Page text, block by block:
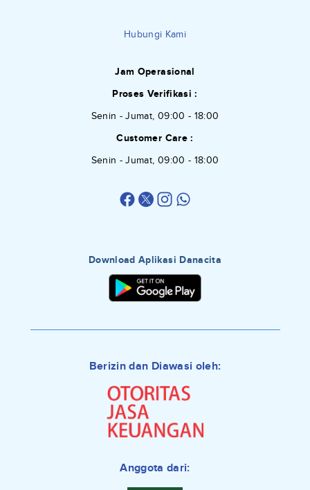
Hubungi Kami
Jam Operasional
Proses Verifikasi :
Senin - Jumat, 09:00 - 18:00
Customer Care :
Senin - Jumat, 09:00 - 18:00
Download Aplikasi Danacita
Berizin dan Diawasi oleh:
Anggota dari: